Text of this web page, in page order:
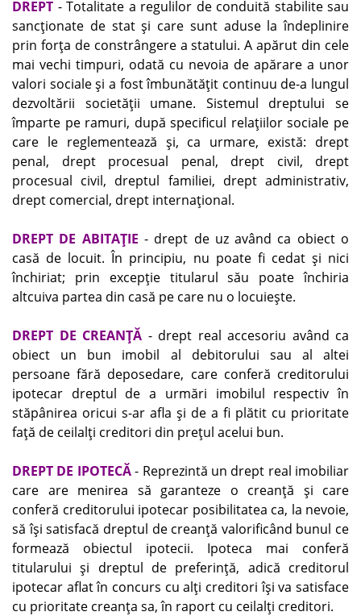
DREPT - Totalitate a regulilor de conduită stabilite sau
sancţionate de stat şi care sunt aduse la îndeplinire
prin forţa de constrângere a statului. A apărut din cele
mai vechi timpuri, odată cu nevoia de apărare a unor
valori sociale şi a fost îmbunătăţit continuu de-a lungul
dezvoltării societăţii umane. Sistemul dreptului se
împarte pe ramuri, după specificul relaţiilor sociale pe
care le reglementează şi, ca urmare, există: drept
penal, drept procesual penal, drept civil, drept
procesual civil, dreptul familiei, drept administrativ,
drept comercial, drept internaţional.
DREPT DE ABITAŢIE - drept de uz având ca obiect o
casă de locuit. În principiu, nu poate fi cedat şi nici
închiriat; prin excepţie titularul său poate închiria
altcuiva partea din casă pe care nu o locuieşte.
DREPT DE CREANŢĂ - drept real accesoriu având ca
obiect un bun imobil al debitorului sau al altei
persoane fără deposedare, care conferă creditorului
ipotecar dreptul de a urmări imobilul respectiv în
stăpânirea oricui s-ar afla şi de a fi plătit cu prioritate
faţă de ceilalţi creditori din preţul acelui bun.
DREPT DE IPOTECĂ- Reprezintă un drept real imobiliar
care are menirea să garanteze o creanţă şi care
conferă creditorului ipotecar posibilitatea ca, la nevoie,
să îşi satisfacă dreptul de creanţă valorificând bunul ce
formează obiectul ipotecii. Ipoteca mai conferă
titularului şi dreptul de preferinţă, adică creditorul
ipotecar aflat în concurs cu alţi creditori îşi va satisface
cu prioritate creanţa sa, în raport cu ceilalţi creditori.